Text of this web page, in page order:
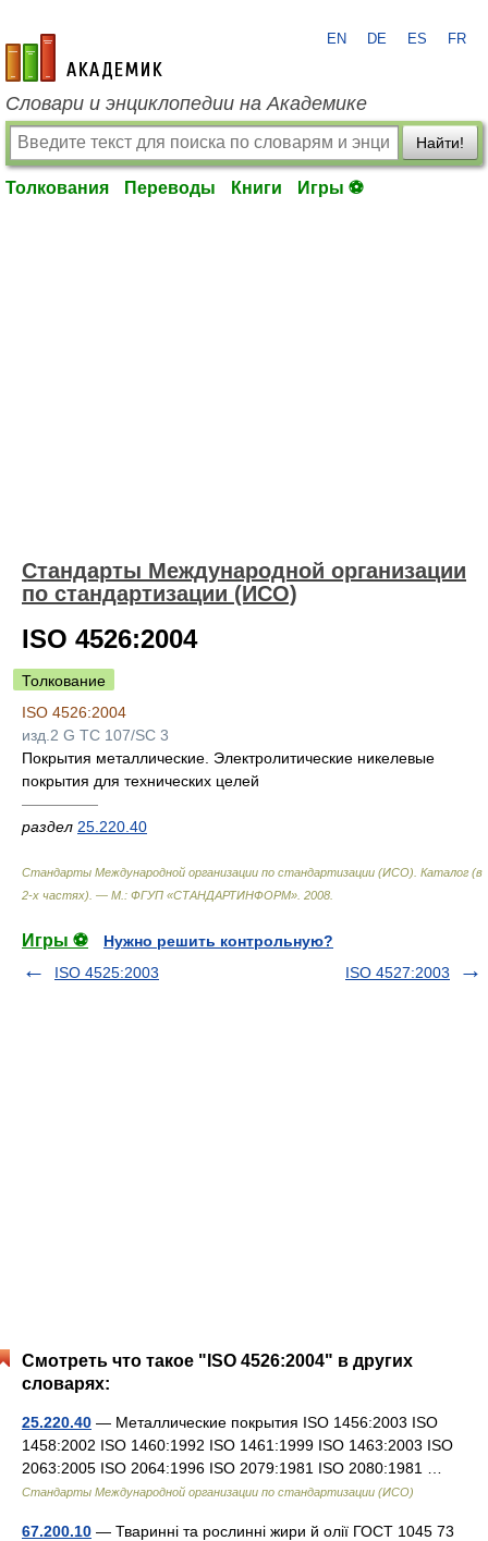
academic.ru
EN DE ES FR
Словари и энциклопедии на Академике
Найти!
Толкования Переводы Книги Игры ⚽
Стандарты Международной организации
по стандартизации (ИСО)
ISO 4526:2004
Толкование
ISO 4526:2004
изд.2 G TC 107/SC 3
Покрытия металлические. Электролитические никелевые
покрытия для технических целей
—————
раздел 25.220.40
Стандарты Международной организации по стандартизации (ИСО). Каталог (в
2-х частях). — М.: ФГУП «СТАНДАРТИНФОРМ» 2008
Игры ⚽
Нужно решить контрольную?
ISO 4525:2003
ISO 4527:2003
Смотреть что такое "ISO 4526:2004" в других
словарях:
25.220.40 — Металлические покрытия ISO 1456:2003 ISO
1458:2002 ISO 1460:1992 ISO 1461:1999 ISO 1463:2003 ISO
2063:2005 ISO 2064:1996 ISO 2079:1981 ISO 2080:1981 …
Стандарты Международной организации по стандартизации (ИСО)
67.200.10 — Тваринні та рослинні жири й олії ГОСТ 1045 73